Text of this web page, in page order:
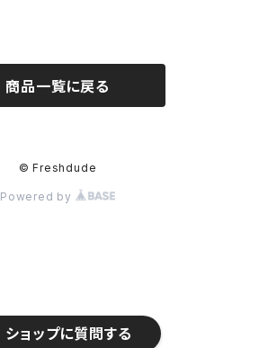
ショップに質問する
商品一覧に戻る
© Freshdude
Powered by